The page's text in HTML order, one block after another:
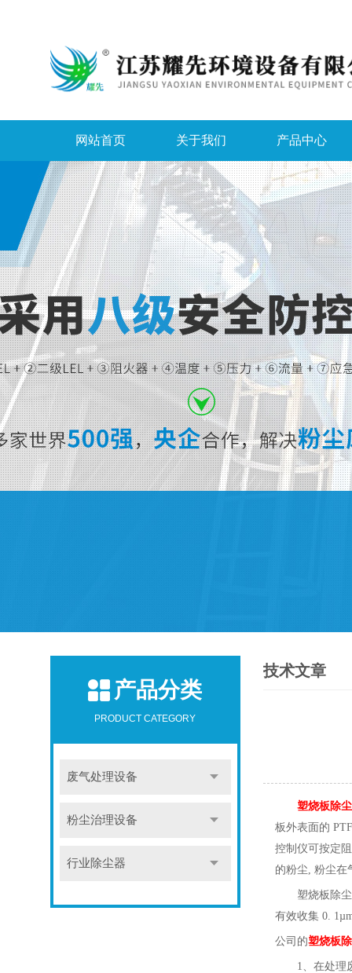
网站首页 关于我们 产品中心
产品分类
PRODUCT CATEGORY
废气处理设备
粉尘治理设备
行业除尘器
技术文章
塑烧板除
板外表面的
控制仪可按定
的粉尘, 粉尘在
塑烧板除
有效收集 0.
公司的塑烧板
1、在处理